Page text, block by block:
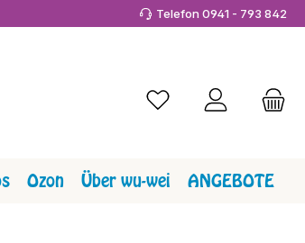
Telefon 0941 - 793 842
Du hast 0 Produkte
Ozon Über wu-wei ANGEBOTE